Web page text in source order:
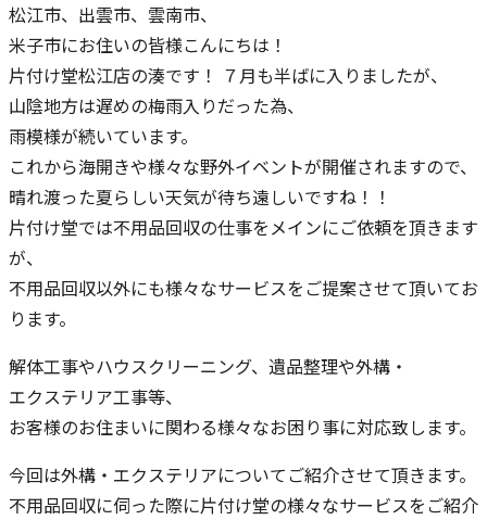
松江市、出雲市、雲南市、
米子市にお住いの皆様こんにちは！
片付け堂松江店の湊です！ ７月も半ばに入りましたが、
山陰地方は遅めの梅雨入りだった為、
雨模様が続いています。
これから海開きや様々な野外イベントが開催されますので、
晴れ渡った夏らしい天気が待ち遠しいですね！！
片付け堂では不用品回収の仕事をメインにご依頼を頂きます
が、
不用品回収以外にも様々なサービスをご提案させて頂いてお
ります。
解体工事やハウスクリーニング、遺品整理や外構・
エクステリア工事等、
お客様のお住まいに関わる様々なお困り事に対応致します。
今回は外構・エクステリアについてご紹介させて頂きます。
不用品回収に伺った際に片付け堂の様々なサービスをご紹介